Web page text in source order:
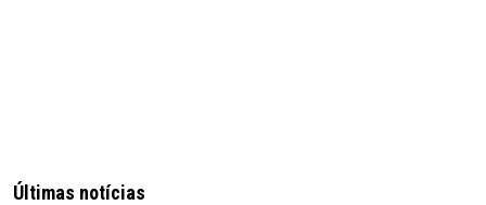
Últimas notícias